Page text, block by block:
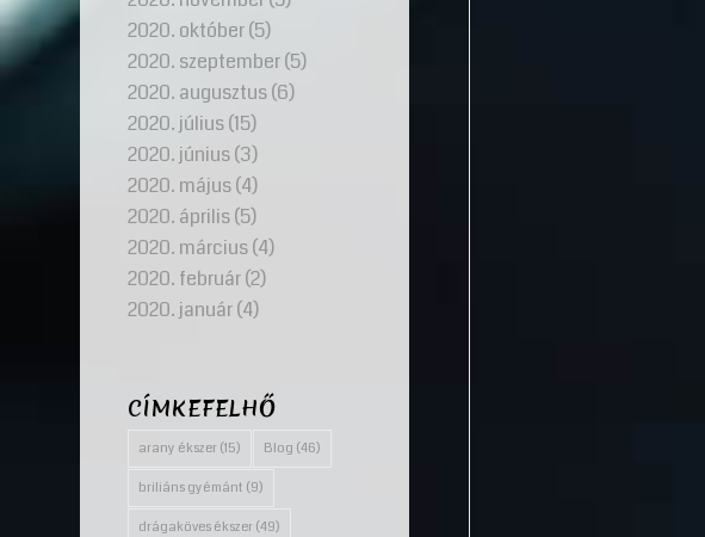
2020. október(5)
2020. szeptember(5)
2020. augusztus(6)
2020. július(15)
2020. június(3)
2020. május(4)
2020. április(5)
2020. március(4)
2020. február(2)
2020. január(4)
CÍMKEFELHŐ
arany ékszer (15) Blog (46)
briliáns gyémánt (9)
drágaköves ékszer (49)